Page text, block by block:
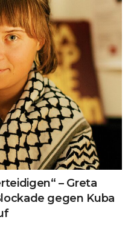
– Greta
gegen Kuba